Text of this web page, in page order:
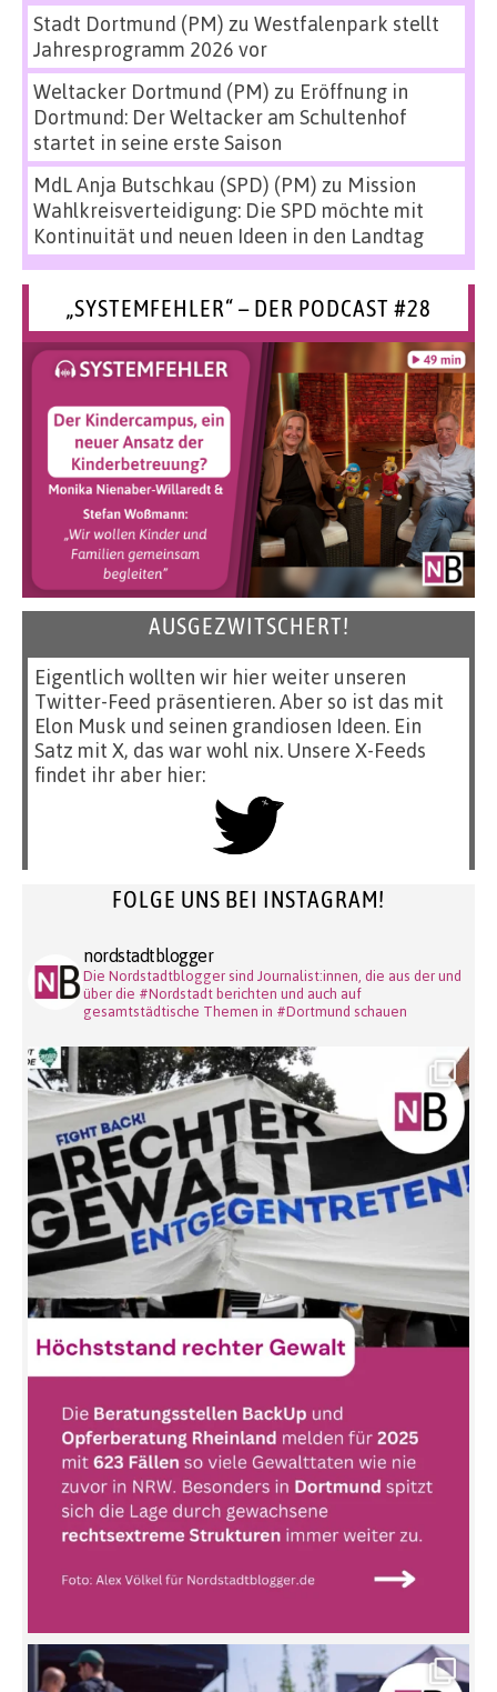
Stadt Dortmund (PM) zu Westfalenpark stellt
Jahresprogramm 2026 vor
Weltacker Dortmund (PM) zu Eröffnung in
Dortmund: Der Weltacker am Schultenhof
startet in seine erste Saison
MdL Anja Butschkau (SPD) (PM) zu Mission
Wahlkreisverteidigung: Die SPD möchte mit
Kontinuität und neuen Ideen in den Landtag
„SYSTEMFEHLER“ – DER PODCAST #28
AUSGEZWITSCHERT!
Eigentlich wollten wir hier weiter unseren
Twitter-Feed präsentieren. Aber so ist das mit
Elon Musk und seinen grandiosen Ideen. Ein
Satz mit X, das war wohl nix. Unsere X-Feeds
findet ihr aber hier:
FOLGE UNS BEI INSTAGRAM!
nordstadtblogger
Die Nordstadtblogger sind Journalist:innen, die aus der und
über die #Nordstadt berichten und auch auf
gesamtstädtische Themen in #Dortmund schauen